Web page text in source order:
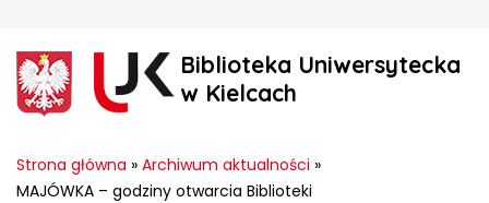
Biblioteka Uniwersytecka
w Kielcach
Strona główna » Archiwum aktualności »
MAJÓWKA – godziny otwarcia Biblioteki